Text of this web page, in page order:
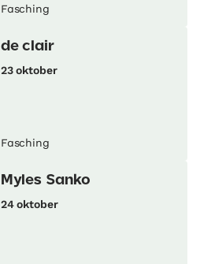
Fasching
de clair
23 oktober
Fasching
Myles Sanko
24 oktober